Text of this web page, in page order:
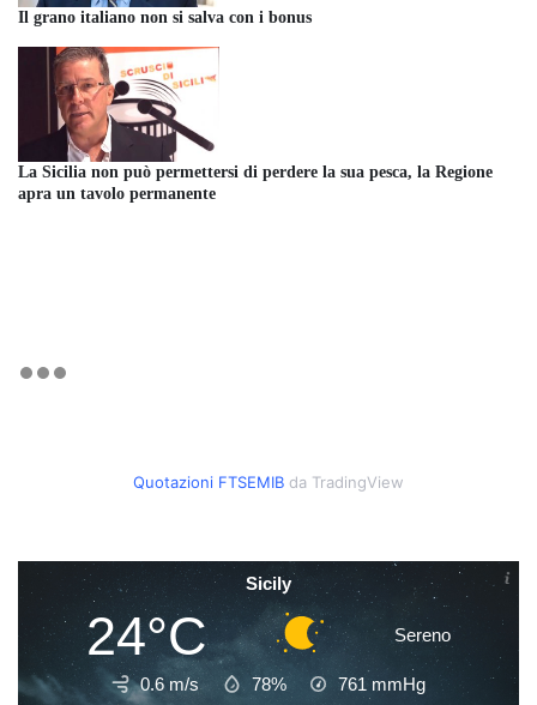
Il grano italiano non si salva con i bonus
La Sicilia non può permettersi di perdere la sua pesca, la Regione
apra un tavolo permanente
Quotazioni FTSEMIB da TradingView
Sicily
24°C Sereno
0.6 m/s 78% 761 mmHg